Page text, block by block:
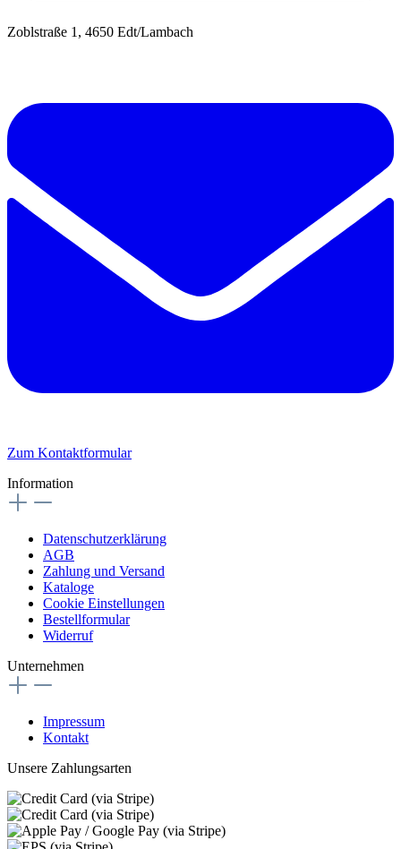
Zoblstraße 1, 4650 Edt/Lambach
Zum Kontaktformular
Information
Datenschutzerklärung
AGB
Zahlung und Versand
Kataloge
Cookie Einstellungen
Bestellformular
Widerruf
Unternehmen
Impressum
Kontakt
Unsere Zahlungsarten